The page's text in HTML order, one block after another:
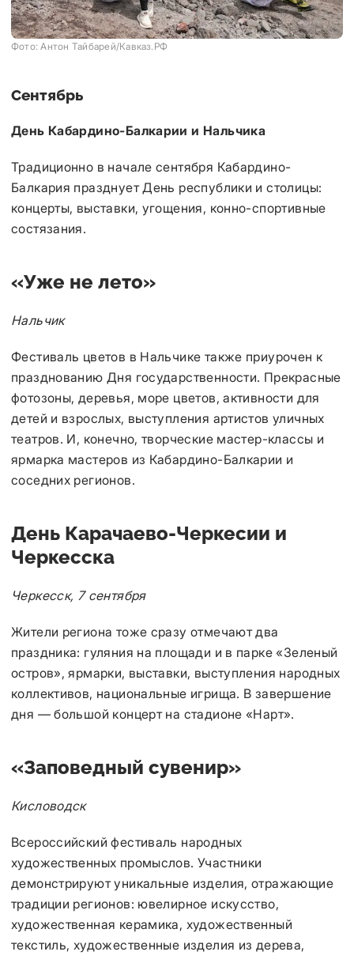
Фото: Антон Тайбарей/Кавказ.РФ
Сентябрь
День Кабардино-Балкарии и Нальчика
Традиционно в начале сентября Кабардино-
Балкария празднует День республики и столицы:
концерты, выставки, угощения, конно-спортивные
состязания.
«Уже не лето»
Нальчик
Фестиваль цветов в Нальчике также приурочен к
празднованию Дня государственности. Прекрасные
фотозоны, деревья, море цветов, активности для
детей и взрослых, выступления артистов уличных
театров. И, конечно, творческие мастер-классы и
ярмарка мастеров из Кабардино-Балкарии и
соседних регионов.
День Карачаево-Черкесии и
Черкесска
Черкесск, 7 сентября
Жители региона тоже сразу отмечают два
праздника: гуляния на площади и в парке «Зеленый
остров», ярмарки, выставки, выступления народных
коллективов, национальные игрища. В завершение
дня — большой концерт на стадионе «Нарт».
«Заповедный сувенир»
Кисловодск
Всероссийский фестиваль народных
художественных промыслов. Участники
демонстрируют уникальные изделия, отражающие
традиции регионов: ювелирное искусство,
художественная керамика, художественный
текстиль, художественные изделия из дерева,